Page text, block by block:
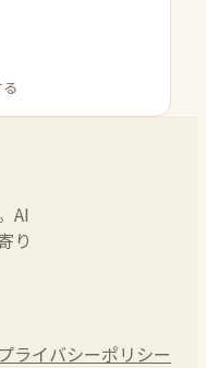
AI
り
プライバシーポリシー